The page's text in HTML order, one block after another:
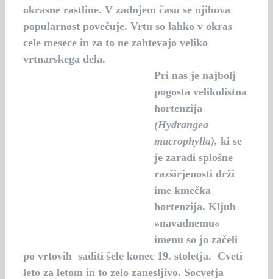
okrasne rastline. V zadnjem času se njihova
popularnost povečuje. Vrtu so lahko v okras
cele mesece in za to ne zahtevajo veliko
vrtnarskega dela.
Pri nas je najbolj
pogosta velikolistna
hortenzija
(Hydrangea
macrophylla), ki se
je zaradi splošne
razširjenosti drži
ime kmečka
hortenzija. Kljub
»navadnemu«
imenu so jo začeli
po vrtovih saditi šele konec 19. stoletja. Cveti
leto za letom in to zelo zanesljivo. Socvetja